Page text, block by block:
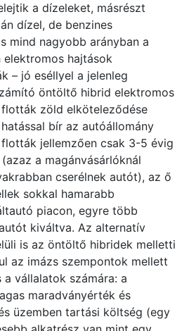
a dízeleket, másrészt
dízel, de benzines
mind nagyobb arányban a
elektromos hajtások
– jó eséllyel a jelenleg
öntöltő hibrid elektromos
zöld elköteleződése
bír az autóállomány
jellemzően csak 3-5 évig
a magánvásárlóknál
cserélnek autót), az ő
sokkal hamarabb
piacon, egyre több
kiváltva. Az alternatív
is az öntöltő hibridek melletti
az imázs szempontok mellett
vállalatok számára: a
maradványérték és
üzemben tartási költség (egy